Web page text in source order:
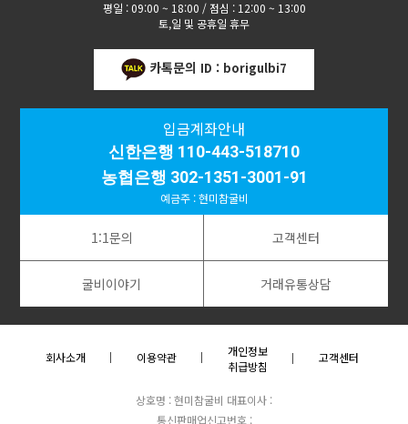
평일 : 09:00 ~ 18:00 / 점심 : 12:00 ~ 13:00
토,일 및 공휴일 휴무
카톡문의 ID : borigulbi7
입금계좌안내
신한은행 110-443-518710
농협은행 302-1351-3001-91
예금주 : 현미참굴비
1:1문의 고객센터
굴비이야기 거래유통상담
회사소개 이용약관
개인정보
취급방침
고객센터
상호명 : 현미참굴비 대표이사 :
통신판매업신고번호 :